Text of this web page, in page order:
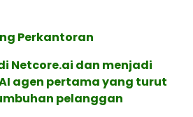
Perkantoran
Netcore.ai dan menjadi
agen pertama yang turut
pelanggan